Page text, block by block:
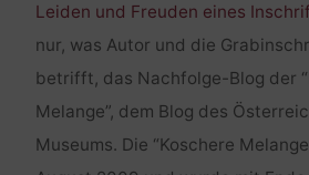
Leiden und Freuden eines
nur, was Autor und die
betrifft, das Nachfolge-Blog der
Melange”, dem Blog des
Museums. Die “Koschere